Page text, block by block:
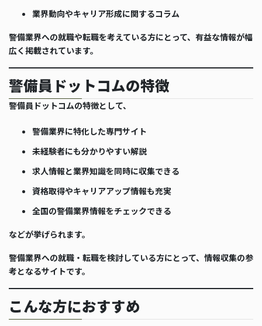
業界動向やキャリア形成に関するコラム
警備業界への就職や転職を考えている方にとって、有益な情報が幅
広く掲載されています。
警備員ドットコムの特徴
警備員ドットコムの特徴として、
警備業界に特化した専門サイト
未経験者にも分かりやすい解説
求人情報と業界知識を同時に収集できる
資格取得やキャリアアップ情報も充実
全国の警備業界情報をチェックできる
などが挙げられます。
警備業界への就職・転職を検討している方にとって、情報収集の参
考となるサイトです。
こんな方におすすめ